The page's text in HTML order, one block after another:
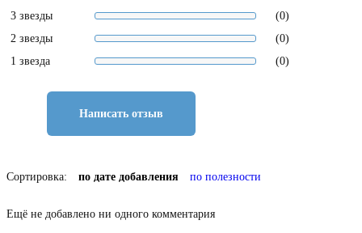
3 звезды
(0)
2 звезды
(0)
1 звезда
(0)
Написать отзыв
Сортировка: по дате добавления по полезности
Ещё не добавлено ни одного комментария